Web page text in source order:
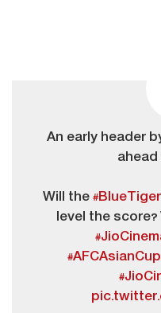
An early header
ahead
Will the
level the score?